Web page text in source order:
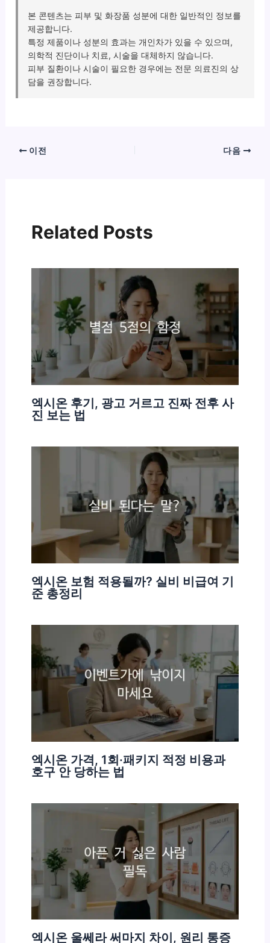
본 콘텐츠는 피부 및 화장품 성분에 대한 일반적인 정보를
제공합니다.
특정 제품이나 성분의 효과는 개인차가 있을 수 있으며,
의학적 진단이나 치료, 시술을 대체하지 않습니다.
피부 질환이나 시술이 필요한 경우에는 전문 의료진의 상
담을 권장합니다.
이전 다음
Related Posts
엑시온 후기, 광고 거르고 진짜 전후 사
진 보는 법
엑시온 보험 적용될까? 실비 비급여 기
준 총정리
엑시온 가격, 1회·패키지 적정 비용과
호구 안 당하는 법
엑시온 울쎄라 써마지 차이, 원리 통증